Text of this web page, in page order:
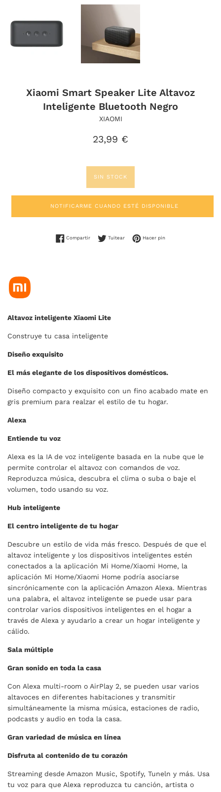
Xiaomi Smart Speaker Lite Altavoz
Inteligente Bluetooth Negro
XIAOMI
Precio
23,99 €
SIN STOCK
NOTIFICARME CUANDO ESTÉ DISPONIBLE
CompartirCompartir en Facebook
TuitearTuitear en Twitter
Hacer pinPinear en Pinterest
Altavoz inteligente Xiaomi Lite
Construye tu casa inteligente
Diseño exquisito
El más elegante de los dispositivos domésticos.
Diseño compacto y exquisito con un fino acabado mate en
gris premium para realzar el estilo de tu hogar.
Alexa
Entiende tu voz
Alexa es la IA de voz inteligente basada en la nube que le
permite controlar el altavoz con comandos de voz.
Reproduzca música, descubra el clima o suba o baje el
volumen, todo usando su voz.
Hub inteligente
El centro inteligente de tu hogar
Descubre un estilo de vida más fresco. Después de que el
altavoz inteligente y los dispositivos inteligentes estén
conectados a la aplicación Mi Home/Xiaomi Home, la
aplicación Mi Home/Xiaomi Home podría asociarse
sincrónicamente con la aplicación Amazon Alexa. Mientras
una palabra, el altavoz inteligente se puede usar para
controlar varios dispositivos inteligentes en el hogar a
través de Alexa y ayudarlo a crear un hogar inteligente y
cálido.
Sala múltiple
Gran sonido en toda la casa
Con Alexa multi-room o AirPlay 2, se pueden usar varios
altavoces en diferentes habitaciones y transmitir
simultáneamente la misma música, estaciones de radio,
podcasts y audio en toda la casa.
Gran variedad de música en línea
Disfruta al contenido de tu corazón
Streaming desde Amazon Music, Spotify, Tuneln y más. Usa
tu voz para que Alexa reproduzca tu canción, artista o